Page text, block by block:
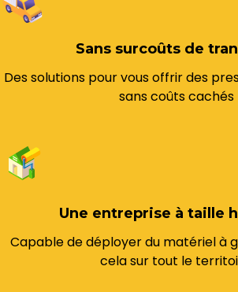
Sans surcoûts de
Des solutions pour vous offrir des
sans coûts cachés
Une entreprise à taille
Capable de déployer du matériel à
cela sur tout le